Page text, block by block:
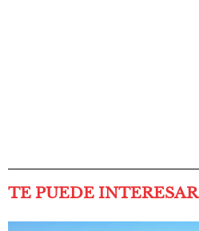
TE PUEDE INTERESAR